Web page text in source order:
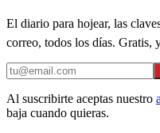
El diario para hojear, las
correo, todos los días. Gratis,
Al suscribirte aceptas nuestro
baja cuando quieras.